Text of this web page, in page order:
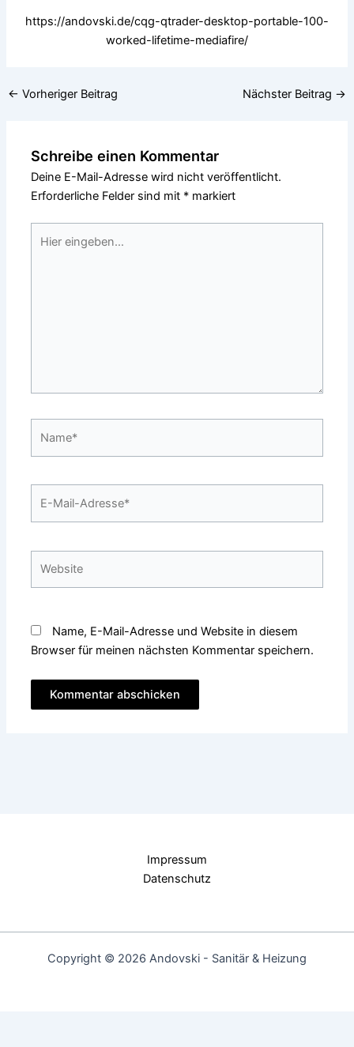
https://andovski.de/cqg-qtrader-desktop-portable-100-
worked-lifetime-mediafire/
← Vorheriger Beitrag Nächster Beitrag →
Schreibe einen Kommentar
Deine E-Mail-Adresse wird nicht veröffentlicht.
Erforderliche Felder sind mit * markiert
eingeben…
Mail-
Name, E-Mail-Adresse und Website in diesem
Browser für meinen nächsten Kommentar speichern.
Impressum
Datenschutz
Copyright © 2026 Andovski - Sanitär & Heizung